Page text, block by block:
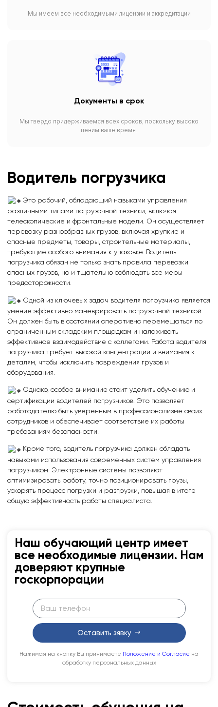
Мы имеем все необходимыми лицензии и аккредитации
Документы в срок
Мы твердо придерживаемся всех сроков, поскольку высоко
ценим ваше время.
Водитель погрузчика
Это рабочий, обладающий навыками управления
различными типами погрузочной техники, включая
телескопические и фронтальные модели. Он осуществляет
перевозку разнообразных грузов, включая хрупкие и
опасные предметы, товары, строительные материалы,
требующие особого внимания к упаковке. Водитель
погрузчика обязан не только знать правила перевозки
опасных грузов, но и тщательно соблюдать все меры
предосторожности.
Одной из ключевых задач водителя погрузчика является
умение эффективно маневрировать погрузочной техникой.
Он должен быть в состоянии оперативно перемещаться по
ограниченным складским площадкам и налаживать
эффективное взаимодействие с коллегами. Работа водителя
погрузчика требует высокой концентрации и внимания к
деталям, чтобы исключить повреждения грузов и
оборудования.
Однако, особое внимание стоит уделить обучению и
сертификации водителей погрузчиков. Это позволяет
работодателю быть уверенным в профессионализме своих
сотрудников и обеспечивает соответствие их работы
требованиям безопасности.
Кроме того, водитель погрузчика должен обладать
навыками использования современных систем управления
погрузчиком. Электронные системы позволяют
оптимизировать работу, точно позиционировать грузы,
ускорять процесс погрузки и разгрузки, повышая в итоге
общую эффективность работы специалиста.
Наш обучающий центр имеет
все необходимые лицензии. Нам
доверяют крупные
госкорпорации
Оставить зявку
Нажимая на кнопку Вы принимаете Положение и Согласие на
обработку персональных данных